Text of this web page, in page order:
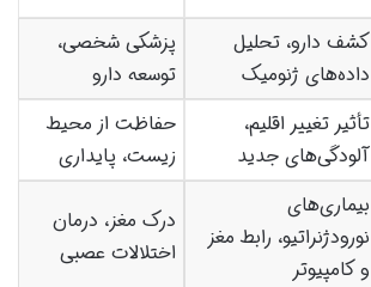
کشف دارو، تحلیل
داده‌های ژنومیک
پزشکی شخصی،
توسعه دارو
تأثیر تغییر اقلیم،
آلودگی‌های جدید
حفاظت از محیط
زیست، پایداری
بیماری‌های
نورودژنراتیو، رابط مغز
و کامپیوتر
درک مغز، درمان
اختلالات عصبی